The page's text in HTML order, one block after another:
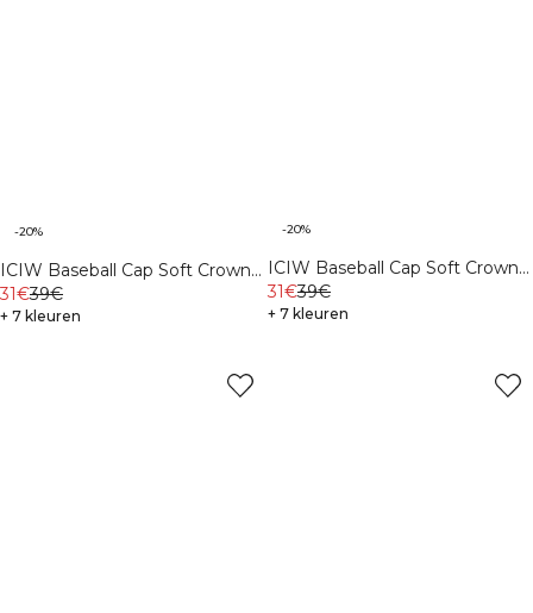
-20%
ICIW Baseball Cap Soft Crown
Black
31€39€
+ 7 kleuren
-20%
ICIW Baseball Cap Soft Crown
Midnight Blue
31€39€
+ 7 kleuren